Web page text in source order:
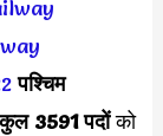
पश्चिम
3591 पदोंको